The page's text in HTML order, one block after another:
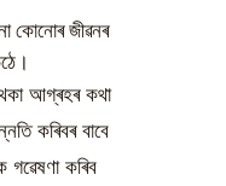
কোনোৰ জীৱনৰ
আগ্ৰহৰ কথা
কৰিবৰ বাবে
গৱেষণা কৰিব